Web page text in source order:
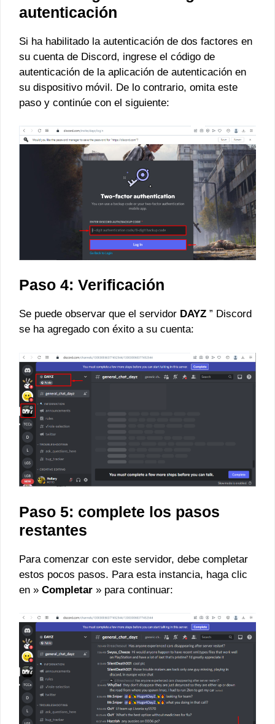
autenticación
Si ha habilitado la autenticación de dos factores en
su cuenta de Discord, ingrese el código de
autenticación de la aplicación de autenticación en
su dispositivo móvil. De lo contrario, omita este
paso y continúe con el siguiente:
Paso 4: Verificación
Se puede observar que el servidor DAYZ ” Discord
se ha agregado con éxito a su cuenta:
Paso 5: complete los pasos
restantes
Para comenzar con este servidor, debe completar
estos pocos pasos. Para esta instancia, haga clic
en » Completar » para continuar: